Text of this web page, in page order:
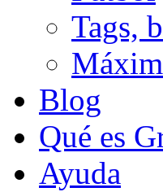
Tags,
Blog
Qué es
Ayuda